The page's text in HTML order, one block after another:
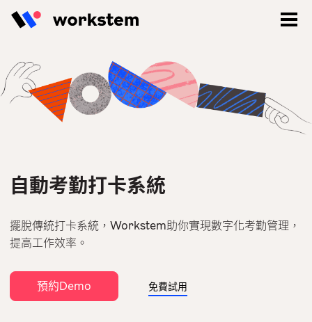
自動考勤打卡系統
擺脫傳統打卡系統，Workstem助你實現數字化考勤管理，
提高工作效率。
預約Demo 免費試用